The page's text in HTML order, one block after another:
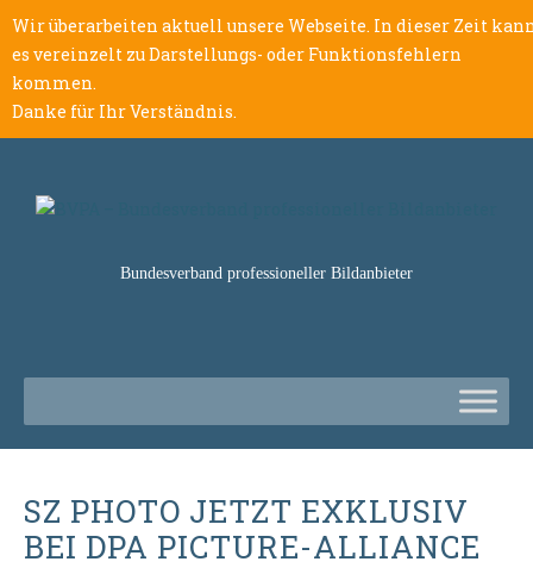
Wir überarbeiten aktuell unsere Webseite. In dieser Zeit
es vereinzelt zu Darstellungs- oder Funktionsfehlern
kommen.
Danke für Ihr Verständnis.
Bundesverband professioneller Bildanbieter
SZ PHOTO JETZT EXKLUSIV
BEI DPA PICTURE-ALLIANCE